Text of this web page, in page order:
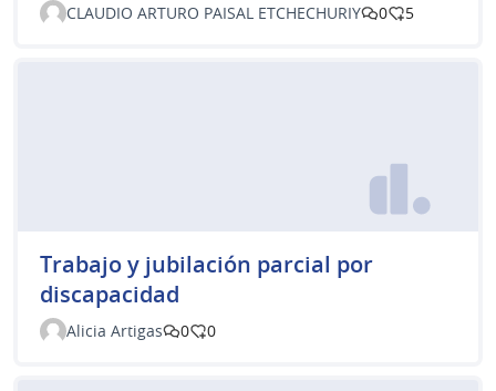
CLAUDIO ARTURO PAISAL ETCHECHURIY 0 5
Trabajo y jubilación parcial por
discapacidad
Alicia Artigas 0 0